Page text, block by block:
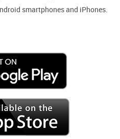
smartphones and iPhones.